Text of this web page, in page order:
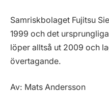
Samriskbolaget Fujitsu
1999 och det
löper alltså ut 2009 och
övertagande.
Av: Mats Andersson